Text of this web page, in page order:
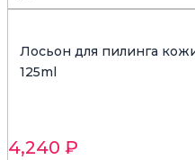
Лосьон для пилинга
125ml
4,240 ₽